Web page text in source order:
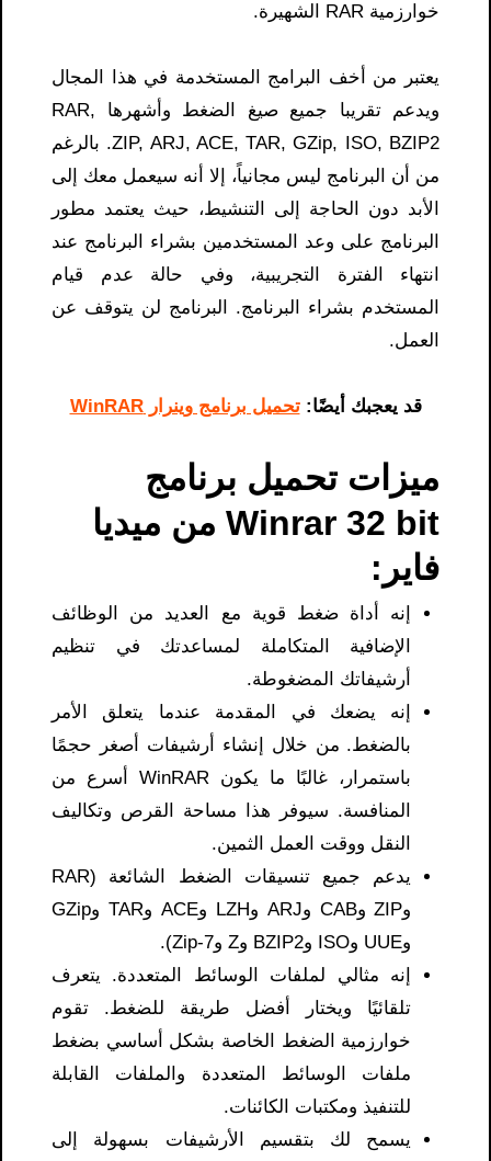
خوارزمية RAR الشهيرة.
يعتبر من أخف البرامج المستخدمة في هذا المجال
ويدعم تقريبا جميع صيغ الضغط وأشهرها RAR,
ZIP, ARJ, ACE, TAR, GZip, ISO, BZIP2. بالرغم
من أن البرنامج ليس مجانياً، إلا أنه سيعمل معك إلى
الأبد دون الحاجة إلى التنشيط، حيث يعتمد مطور
البرنامج على وعد المستخدمين بشراء البرنامج عند
انتهاء الفترة التجريبية، وفي حالة عدم قيام
المستخدم بشراء البرنامج. البرنامج لن يتوقف عن
العمل.
قد يعجبك أيضًا:تحميل برنامج وينرار WinRAR
ميزات تحميل برنامج
Winrar 32 bit من ميديا
فاير:
إنه أداة ضغط قوية مع العديد من الوظائف
الإضافية المتكاملة لمساعدتك في تنظيم
أرشيفاتك المضغوطة.
إنه يضعك في المقدمة عندما يتعلق الأمر
بالضغط. من خلال إنشاء أرشيفات أصغر حجمًا
باستمرار، غالبًا ما يكون WinRAR أسرع من
المنافسة. سيوفر هذا مساحة القرص وتكاليف
النقل ووقت العمل الثمين.
يدعم جميع تنسيقات الضغط الشائعة (RAR
وZIP وCAB وARJ وLZH وACE وTAR وGZip
وUUE وISO وBZIP2 وZ و7-Zip).
إنه مثالي لملفات الوسائط المتعددة. يتعرف
تلقائيًا ويختار أفضل طريقة للضغط. تقوم
خوارزمية الضغط الخاصة بشكل أساسي بضغط
ملفات الوسائط المتعددة والملفات القابلة
للتنفيذ ومكتبات الكائنات.
يسمح لك بتقسيم الأرشيفات بسهولة إلى